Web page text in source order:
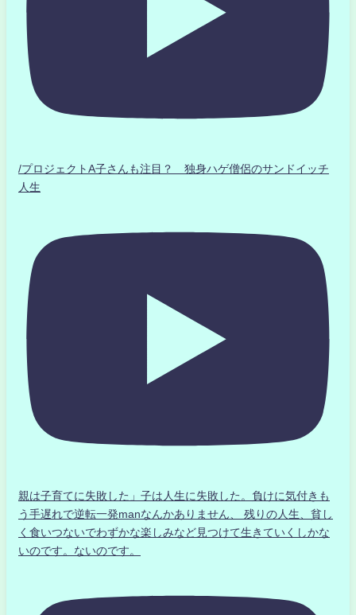
/プロジェクトA子さんも注目？ 独身ハゲ僧侶のサンドイッチ
人生
親は子育てに失敗した」子は人生に失敗した。負けに気付きも
う手遅れで逆転一発manなんかありません、 残りの人生、貧し
く食いつないでわずかな楽しみなど見つけて生きていくしかな
いのです。ないのです。